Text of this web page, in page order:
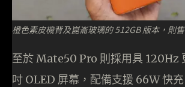
橙色素皮機背及崑崙玻璃的 512GB 版本，則
至於 Mate50 Pro 則採用具 120Hz
吋 OLED 屏幕，配備支援 66W 快